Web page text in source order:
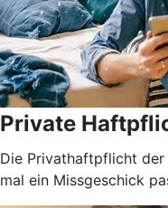
Private
Die Privathaftpflicht der
mal ein Missgeschick